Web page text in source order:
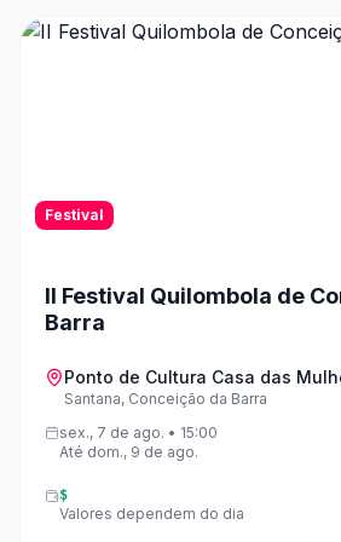
descentedes de italianos.
Festival
II Festival Quilombola de
Barra
Ponto de Cultura Casa das
Santana, Conceição da Barra
sex., 7 de ago. • 15:00
Até dom., 9 de ago.
$
Valores dependem do dia